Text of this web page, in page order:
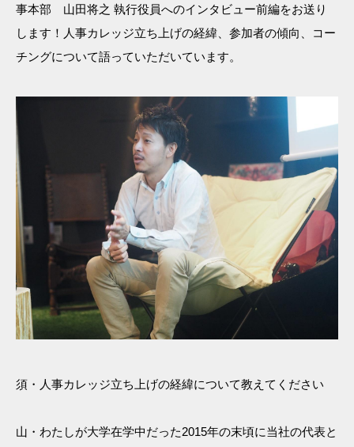
事本部 山田将之 執行役員へのインタビュー前編をお送り
します！人事カレッジ立ち上げの経緯、参加者の傾向、コー
チングについて語っていただいています。
須・人事カレッジ立ち上げの経緯について教えてください
山・わたしが大学在学中だった2015年の末頃に当社の代表と